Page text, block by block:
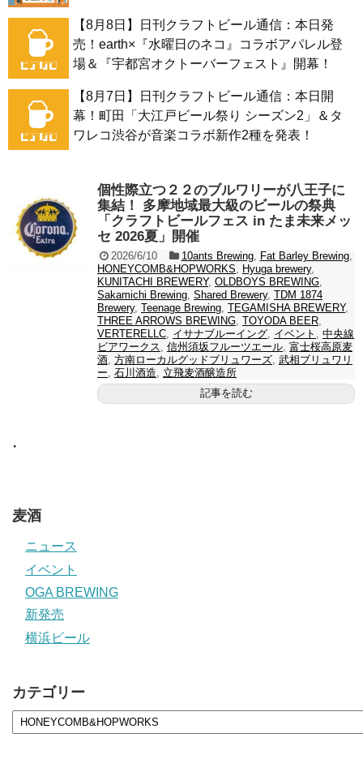
【8月8日】日刊クラフトビール通信：本日発
売！earth×『水曜日のネコ』コラボアパレル登
場＆『宇都宮オクトーバーフェスト』開幕！
【8月7日】日刊クラフトビール通信：本日開
幕！町田「大江戸ビール祭り シーズン2」＆タ
ワレコ渋谷が音楽コラボ新作2種を発表！
個性際立つ２２のブルワリーが八王子に
集結！ 多摩地域最大級のビールの祭典
「クラフトビールフェス in たま未来メッ
セ 2026夏」開催
2026/6/10 10ants Brewing, Fat Barley Brewing,
HONEYCOMB&HOPWORKS, Hyuga brewery,
KUNITACHI BREWERY, OLDBOYS BREWING,
Sakamichi Brewing, Shared Brewery, TDM 1874
Brewery, Teenage Brewing, TEGAMISHA BREWERY,
THREE ARROWS BREWING, TOYODA BEER,
VERTERELLC, イサナブルーイング, イベント , 中央線
ビアワークス, 信州須坂フルーツエール, 富士桜高原麦
酒, 方南ローカルグッドブリュワーズ, 武相ブリュワリ
ー, 石川酒造, 立飛麦酒醸造所
記事を読む
・
麦酒
ニュース
イベント
OGA BREWING
新発売
横浜ビール
カテゴリー